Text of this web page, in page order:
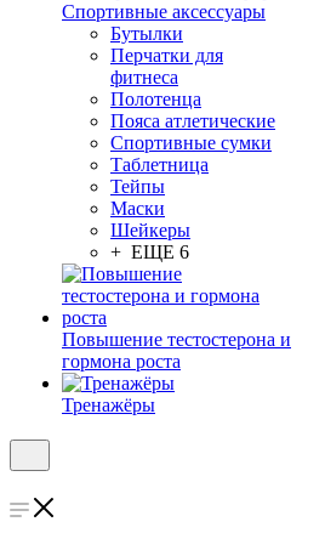
Спортивные аксессуары
Бутылки
Перчатки для
фитнеса
Полотенца
Пояса атлетические
Спортивные сумки
Таблетница
Тейпы
Маски
Шейкеры
+ ЕЩЕ 6
Повышение тестостерона и
гормона роста
Тренажёры